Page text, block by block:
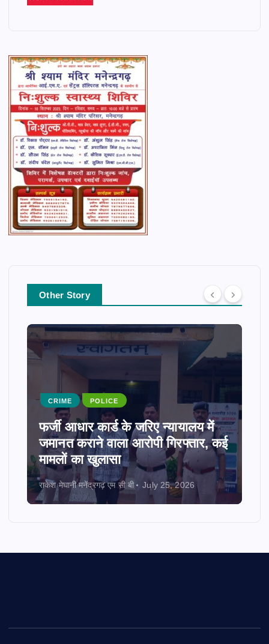
Other Story
CRIME POLICE
फर्जी आधार कार्ड के जरिए न्यायालय में
जमानत कराने वाला आरोपी गिरफ्तार, कई
मामलों का खुलासा
राकेश मेघानी मनेंद्रगढ़ एम सी बी July 25, 2026